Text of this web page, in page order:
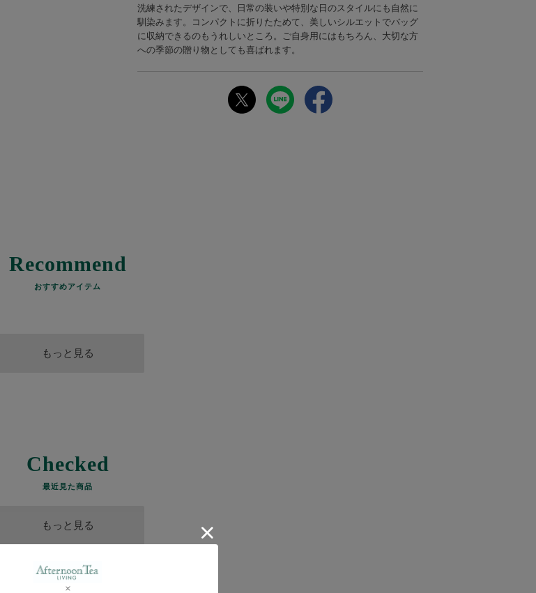
洗練されたデザインで、日常の装いや特別な日のスタイルにも自然に
馴染みます。コンパクトに折りたためて、美しいシルエットでバッグ
に収納できるのもうれしいところ。ご自身用にはもちろん、大切な方
への季節の贈り物としても喜ばれます。
Recommend
おすすめアイテム
もっと見る
Checked
最近見た商品
もっと見る